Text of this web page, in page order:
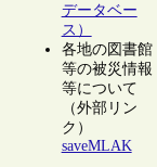
データベー
ス）
各地の図書館
等の被災情報
等について
（外部リン
ク）
saveMLAK